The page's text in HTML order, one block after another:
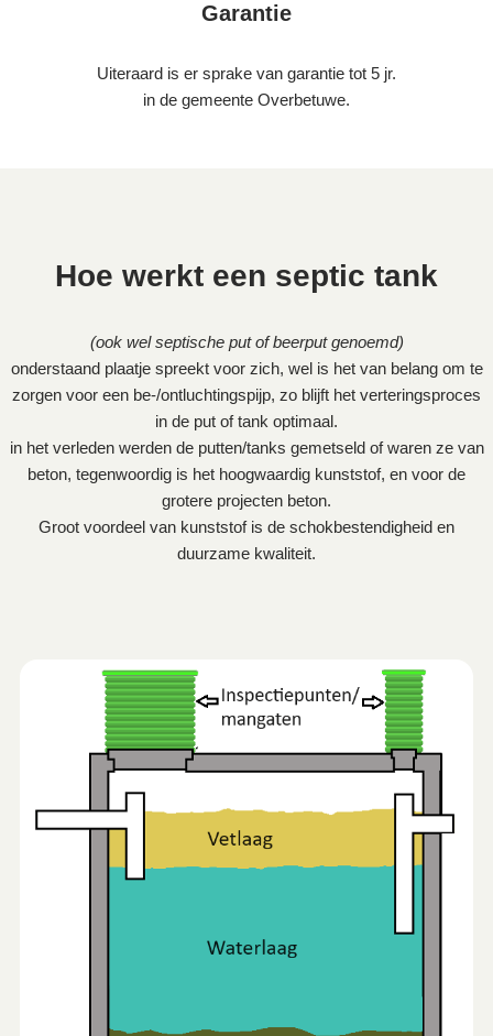
Garantie
Uiteraard is er sprake van garantie tot 5 jr.
in de gemeente Overbetuwe.
Hoe werkt een septic tank
(ook wel septische put of beerput genoemd)
onderstaand plaatje spreekt voor zich, wel is het van belang om te
zorgen voor een be-/ontluchtingspijp, zo blijft het verteringsproces
in de put of tank optimaal.
in het verleden werden de putten/tanks gemetseld of waren ze van
beton, tegenwoordig is het hoogwaardig kunststof, en voor de
grotere projecten beton.
Groot voordeel van kunststof is de schokbestendigheid en
duurzame kwaliteit.